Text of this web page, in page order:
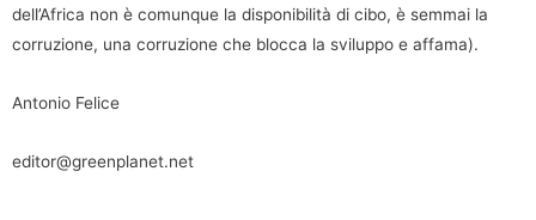
dell’Africa non è comunque la disponibilità di cibo, è semmai la
corruzione, una corruzione che blocca la sviluppo e affama).
Antonio Felice
editor@greenplanet.net